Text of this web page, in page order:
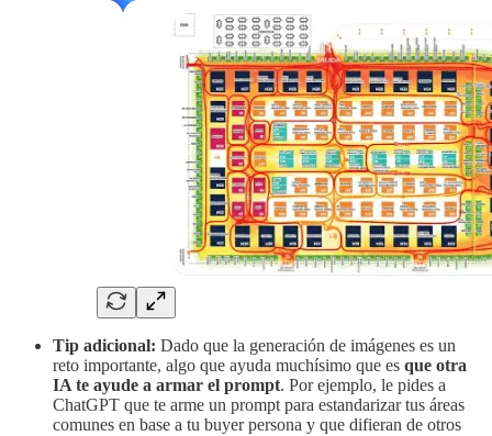
Tip adicional: Dado que la generación de imágenes es un
reto importante, algo que ayuda muchísimo que es que otra
IA te ayude a armar el prompt. Por ejemplo, le pides a
ChatGPT que te arme un prompt para estandarizar tus áreas
comunes en base a tu buyer persona y que difieran de otros